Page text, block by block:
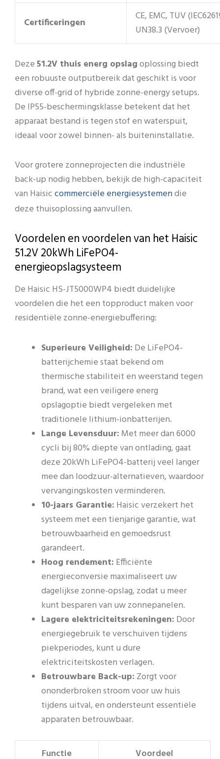
Certificeringen
CE, EMC, TUV
UN38.3 (Vervoer)
Deze51.2V thuis energ opslagoplossing biedt
een robuuste outputbereik dat geschikt is voor
diverse off-grid of hybride zonne-energy setups.
De IP55-beschermingsklasse betekent dat het
apparaat bestand is tegen stof en waterspuit,
ideaal voor zowel binnen- als buiteninstallatie.
Voor grotere zonneprojecten die industriële
back-up nodig hebben, bekijk de high-capaciteit
van Haisiccommerciële energiesystemendie
deze thuisoplossing aanvullen.
Voordelen en voordelen van het Haisic
51.2V 20kWh LiFePO4-
energieopslagsysteem
De Haisic HS-JT5000WP4 biedt duidelijke
voordelen die het een topproduct maken voor
residentiële zonne-energiebuffering:
Superieure Veiligheid: De LiFePO4-
batterijchemie staat bekend om
thermische stabiliteit en weerstand tegen
brand, wat een veiligere energ
opslagoptie biedt vergeleken met
traditionele lithium-ionbatterijen.
Lange Levensduur: Met meer dan 6000
cycli bij 80% diepte van ontlading, gaat
deze 20kWh LiFePO4-batterij veel langer
mee dan loodzuur-alternatieven, waardoor
vervangingskosten verminderen.
10-jaars Garantie: Haisic verzekert het
systeem met een tienjarige garantie, wat
betrouwbaarheid en gemoedsrust
garandeert.
Hoog rendement: Efficiënte
energieconversie maximaliseert uw
dagelijkse zonne-opslag, zodat u meer
kunt besparen van uw zonnepanelen.
Lagere elektriciteitsrekeningen: Door
energiegebruik te verschuiven tijdens
piekperiodes, kunt u dure
elektriciteitskosten verlagen.
Betrouwbare Back-up: Zorgt voor
ononderbroken stroom voor uw huis
tijdens uitval, en ondersteunt essentiële
apparaten betrouwbaar.
Functie Voordeel